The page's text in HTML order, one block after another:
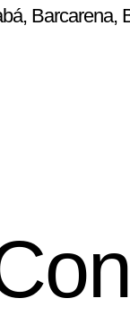
Barcarena,